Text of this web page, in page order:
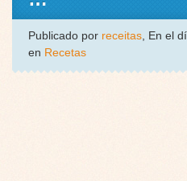
Publicado por receitas, En el
en Recetas